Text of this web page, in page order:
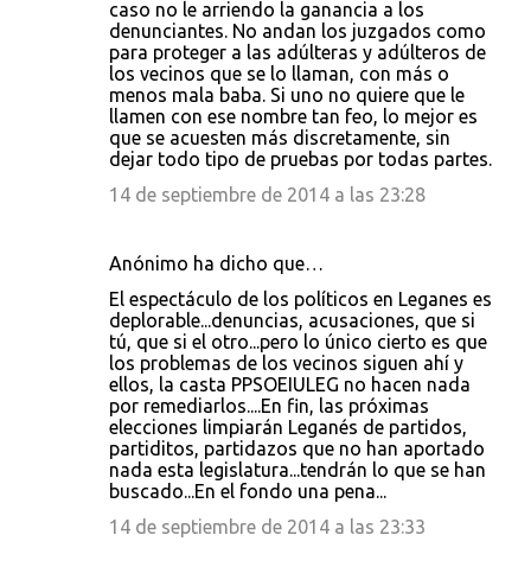
caso no le arriendo la ganancia a los
denunciantes. No andan los juzgados como
para proteger a las adúlteras y adúlteros de
los vecinos que se lo llaman, con más o
menos mala baba. Si uno no quiere que le
llamen con ese nombre tan feo, lo mejor es
que se acuesten más discretamente, sin
dejar todo tipo de pruebas por todas partes.
14 de septiembre de 2014 a las 23:28
Anónimo ha dicho que…
El espectáculo de los políticos en Leganes es
deplorable...denuncias, acusaciones, que si
tú, que si el otro...pero lo único cierto es que
los problemas de los vecinos siguen ahí y
ellos, la casta PPSOEIULEG no hacen nada
por remediarlos....En fin, las próximas
elecciones limpiarán Leganés de partidos,
partiditos, partidazos que no han aportado
nada esta legislatura...tendrán lo que se han
buscado...En el fondo una pena...
14 de septiembre de 2014 a las 23:33